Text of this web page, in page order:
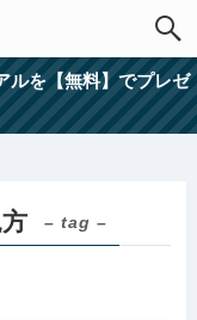
ルを【無料】でプレゼ
– tag –